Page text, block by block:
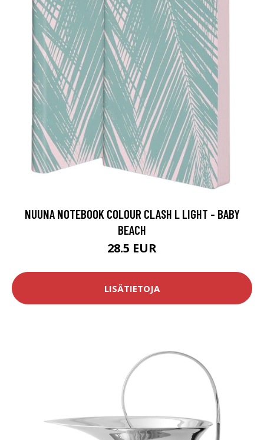
NUUNA NOTEBOOK COLOUR CLASH L LIGHT - BABY
BEACH
28.5 EUR
LISÄTIETOJA